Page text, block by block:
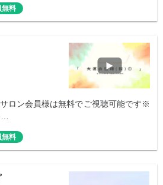
無料
ロン会員様は無料でご視聴可能です※
…
無料